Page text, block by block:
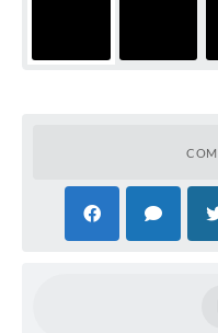
Dados gerais e Obras
licenciamento ambiental
Fale conosco